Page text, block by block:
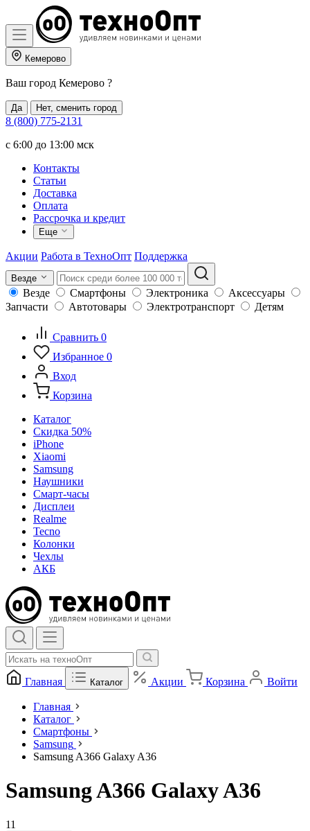
Кемерово
Ваш город Кемерово ?
Да Нет, сменить город
8 (800) 775-2131
c 6:00 до 13:00 мск
Контакты
Статьи
Доставка
Оплата
Рассрочка и кредит
Еще
Акции Работа в ТехноОпт Поддержка
Везде
Везде Смартфоны Электроника
Аксессуары
Запчасти
Автотовары Электротранспорт Детям
Сравнить 0
Избранное 0
Вход
Корзина
Каталог
Скидка 50%
iPhone
Xiaomi
Samsung
Наушники
Смарт-часы
Дисплеи
Realme
Tecno
Колонки
Чехлы
АКБ
Главная Каталог Акции Корзина Войти
Главная
Каталог
Смартфоны
Samsung
Samsung A366 Galaxy A36
Samsung A366 Galaxy A36
11